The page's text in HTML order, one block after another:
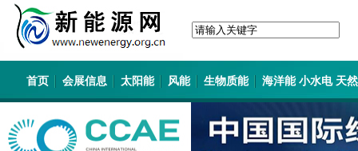
首页 会展信息 太阳能 风能 生物质能 海洋能 小水电 天